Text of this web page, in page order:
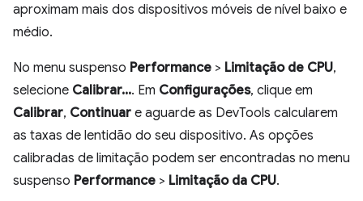
aproximam mais dos dispositivos móveis de nível baixo e
médio.
No menu suspenso Performance > Limitação de CPU,
selecione Calibrar.... Em Configurações, clique em
Calibrar, Continuar e aguarde as DevTools calcularem
as taxas de lentidão do seu dispositivo. As opções
calibradas de limitação podem ser encontradas no menu
suspenso Performance > Limitação da CPU.